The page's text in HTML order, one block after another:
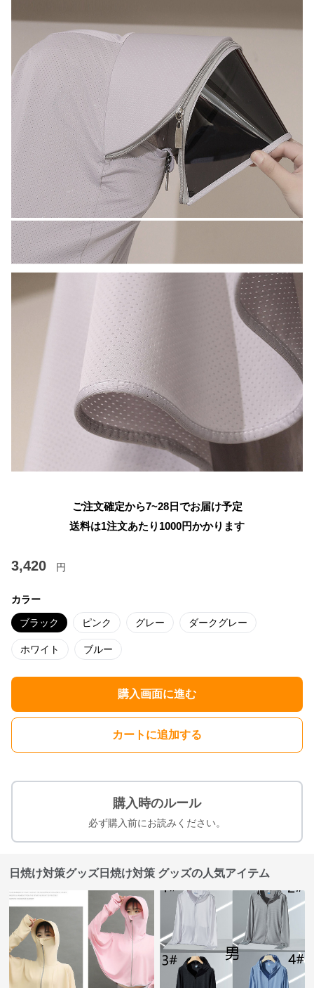
ご注文確定から7~28日でお届け予定
送料は1注文あたり 1000円かかります
3,420 円
カラー
ブラック ピンク グレー ダークグレー
ホワイト ブルー
購入画面に進む
カートに追加する
購入時のルール
必ず購入前にお読みください。
日焼け対策グッズ日焼け対策 グッズの人気アイテム